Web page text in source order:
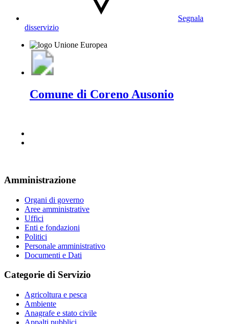
Segnala
disservizio
Comune di Coreno Ausonio
Amministrazione
Organi di governo
Aree amministrative
Uffici
Enti e fondazioni
Politici
Personale amministrativo
Documenti e Dati
Categorie di Servizio
Agricoltura e pesca
Ambiente
Anagrafe e stato civile
Appalti pubblici